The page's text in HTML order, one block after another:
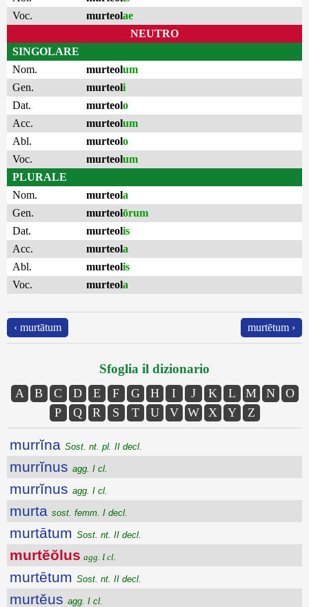
Voc.
murteolae
NEUTRO
SINGOLARE
Nom.
murteolum
Gen.
murteoli
Dat.
murteolo
Acc.
murteolum
Abl.
murteolo
Voc.
murteolum
PLURALE
Nom.
murteola
Gen.
murteolōrum
Dat.
murteolis
Acc.
murteola
Abl.
murteolis
Voc.
murteola
‹ murtātum murtētum ›
Sfoglia il dizionario
A B C D E F G H I J K L M N
O
P
Q R S T U V W X Y Z
murrĭna Sost. nt. pl. II decl.
murrĭnus agg. I cl.
murrĭnus agg. I cl.
murta sost. femm. I decl.
murtātum Sost. nt. II decl.
murtĕŏlus agg. I cl.
murtētum Sost. nt. II decl.
murtĕus agg. I cl.